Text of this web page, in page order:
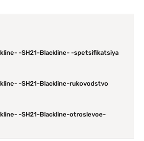
-SH21-Blackline- -spetsifikatsiya
-SH21-Blackline-rukovodstvo
-SH21-Blackline-otroslevoe-